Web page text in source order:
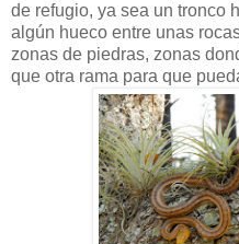
de refugio, ya sea un tronco
algún hueco entre unas
zonas de piedras, zonas
que otra rama para que